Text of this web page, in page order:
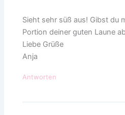
Sieht sehr süß aus! Gibst du
Portion deiner guten Laune
Liebe Grüße
Anja
Antworten